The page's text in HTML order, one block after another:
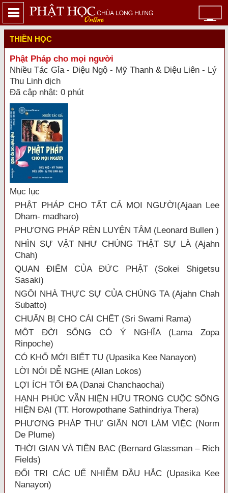
THIỀN HỌC
Phật Pháp cho mọi người
Nhiều Tác Gỉa - Diệu Ngộ - Mỹ Thanh & Diệu Liên - Lý
Thu Linh dịch
Đã cập nhật: 0 phút
Mục lục
PHẬT PHÁP CHO TẤT CẢ MỌI NGƯỜI(Ajaan Lee
Dham- madharo)
PHƯƠNG PHÁP RÈN LUYỆN TÂM (Leonard Bullen )
NHÌN SỰ VẬT NHƯ CHÚNG THẬT SỰ LÀ (Ajahn
Chah)
QUAN ĐIỂM CỦA ĐỨC PHẬT (Sokei Shigetsu
Sasaki)
NGÔI NHÀ THỰC SỰ CỦA CHÚNG TA (Ajahn Chah
Subatto)
CHUẨN BỊ CHO CÁI CHẾT (Sri Swami Rama)
MỘT ĐỜI SỐNG CÓ Ý NGHĨA (Lama Zopa
Rinpoche)
CÓ KHỔ MỚI BIẾT TU (Upasika Kee Nanayon)
LỜI NÓI DỄ NGHE (Allan Lokos)
LỢI ÍCH TỐI ĐA (Danai Chanchaochai)
HẠNH PHÚC VẪN HIỆN HỮU TRONG CUỘC SỐNG
HIỆN ĐẠI (TT. Horowpothane Sathindriya Thera)
PHƯƠNG PHÁP THƯ GIÃN NƠI LÀM VIỆC (Norm
De Plume)
THỜI GIAN VÀ TIỀN BẠC (Bernard Glassman – Rich
Fields)
ĐỐI TRỊ CÁC UẾ NHIỄM DẦU HẮC (Upasika Kee
Nanayon)